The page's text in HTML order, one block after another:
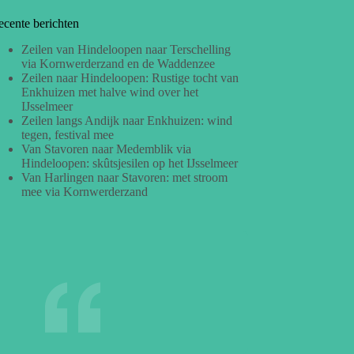
berichten
Zeilen van Hindeloopen naar Terschelling
via Kornwerderzand en de Waddenzee
Zeilen naar Hindeloopen: Rustige tocht van
Enkhuizen met halve wind over het
IJsselmeer
Zeilen langs Andijk naar Enkhuizen: wind
tegen, festival mee
Van Stavoren naar Medemblik via
Hindeloopen: skûtsjesilen op het IJsselmeer
Van Harlingen naar Stavoren: met stroom
mee via Kornwerderzand